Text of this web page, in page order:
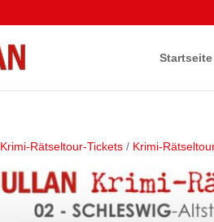
Startseite
Krimi-Rätseltour-Tickets / Krimi-